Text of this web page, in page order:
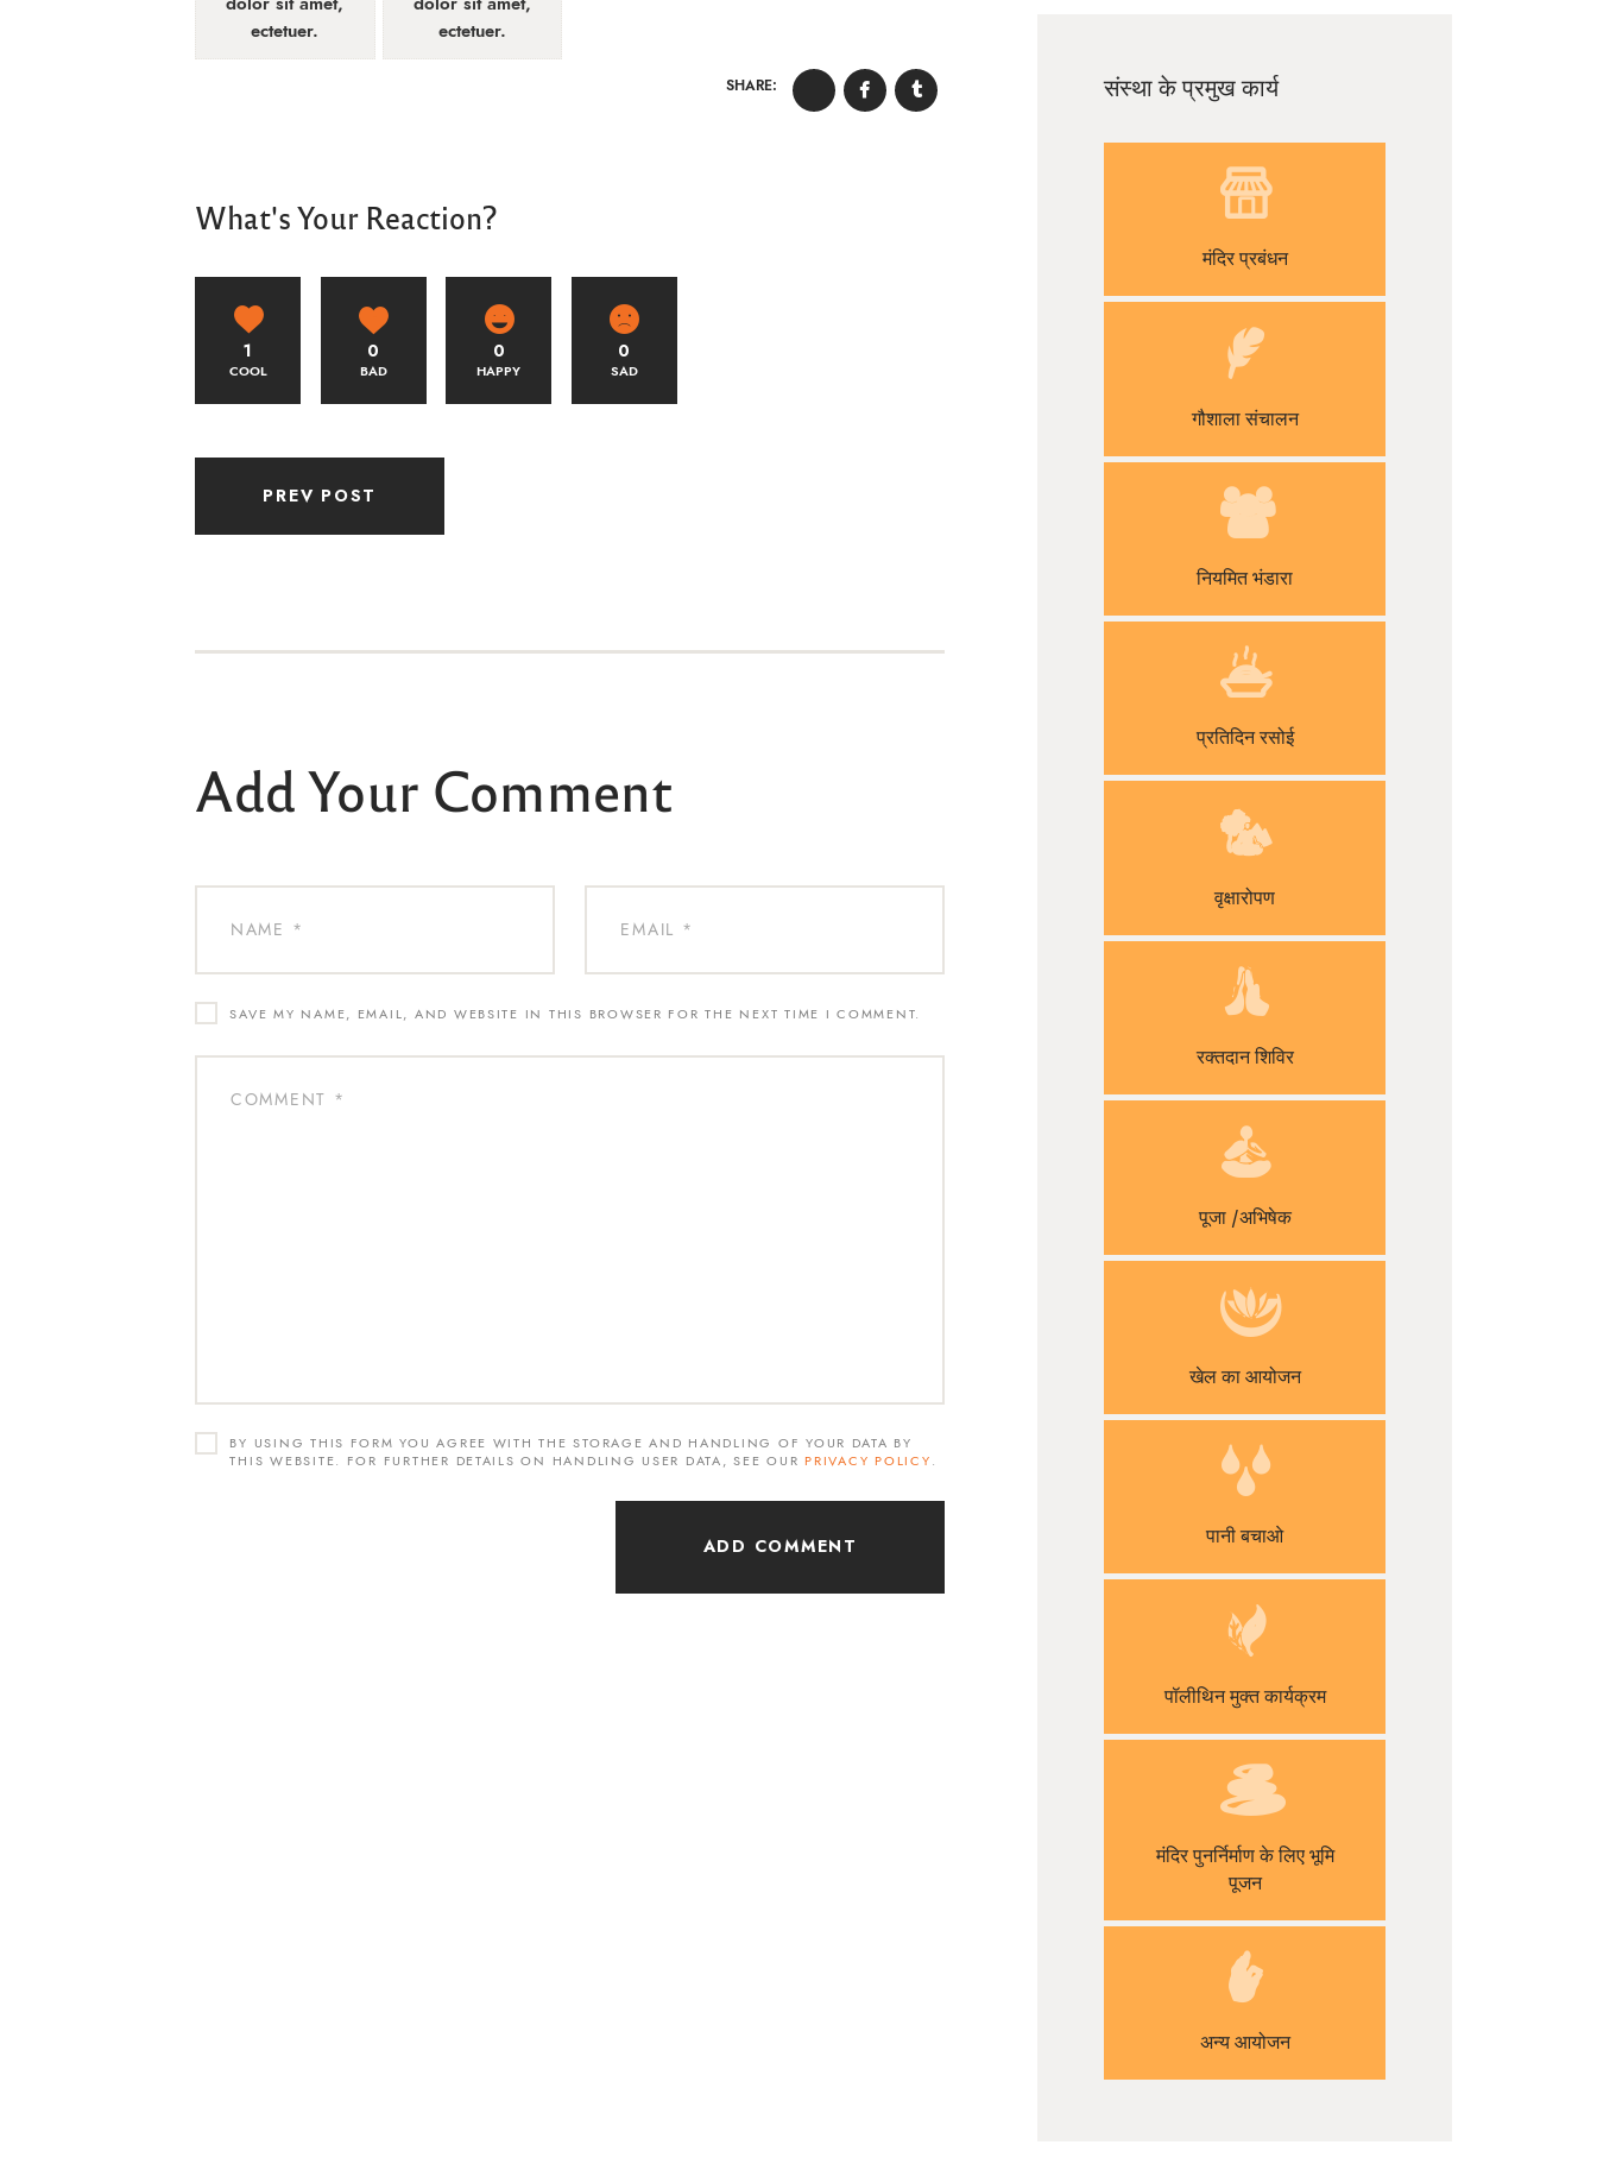
dolor sit amet,
ectetuer.
dolor sit amet,
ectetuer.
SHARE:
What's Your Reaction?
1
COOL
0
BAD
0
HAPPY
0
SAD
PREV POST
Add Your Comment
SAVE MY NAME, EMAIL, AND WEBSITE IN THIS BROWSER FOR THE NEXT TIME I COMMENT.
BY USING THIS FORM YOU AGREE WITH THE STORAGE AND HANDLING OF YOUR DATA BY
THIS WEBSITE. FOR FURTHER DETAILS ON HANDLING USER DATA, SEE OURPRIVACY POLICY .
संस्था के प्रमुख कार्य
मंदिर प्रबंधन
गौशाला संचालन
नियमित भंडारा
प्रतिदिन रसोई
वृक्षारोपण
रक्तदान शिविर
पूजा /अभिषेक
खेल का आयोजन
पानी बचाओ
पॉलीथिन मुक्त कार्यक्रम
मंदिर पुनर्निर्माण के लिए भूमि
पूजन
अन्य आयोजन